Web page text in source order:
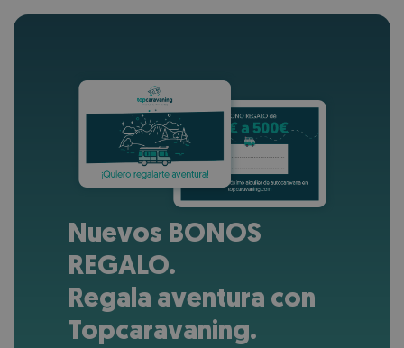
Nuevos BONOS
REGALO.
Regala aventura con
Topcaravaning.